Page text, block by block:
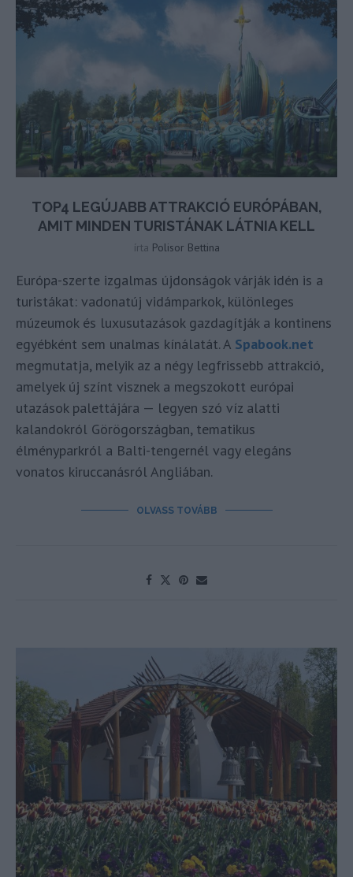
TOP4 LEGÚJABB ATTRAKCIÓ EURÓPÁBAN,
AMIT MINDEN TURISTÁNAK LÁTNIA KELL
írta Polisor Bettina
Európa-szerte izgalmas újdonságok várják idén is a
turistákat: vadonatúj vidámparkok, különleges
múzeumok és luxusutazások gazdagítják a kontinens
egyébként sem unalmas kínálatát. A Spabook.net
megmutatja, melyik az a négy legfrissebb attrakció,
amelyek új színt visznek a megszokott európai
utazások palettájára — legyen szó víz alatti
kalandokról Görögországban, tematikus
élményparkról a Balti-tengernél vagy elegáns
vonatos kiruccanásról Angliában.
OLVASS TOVÁBB